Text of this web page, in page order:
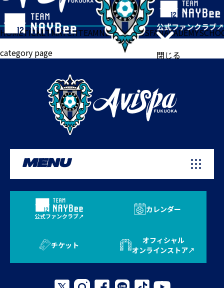
閉じる
HOMETICKETMATCHTEAMNEWSGOODSFANACADEMY
category page
MENU
公式ファンクラブ
カレンダー
チケット
オフィシャル
オンラインストア